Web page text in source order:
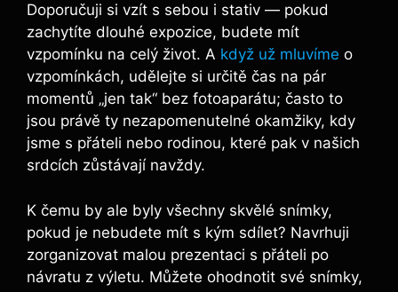
‌Doporučuji si ⁢vzít s sebou⁣ i stativ — pokud
zachytíte dlouhé⁣ expozice, budete mít
‍vzpomínku na ‌celý život. A ‍ když už mluvíme o
vzpomínkách, udělejte si určitě čas na pár
momentů „jen ‌tak“ bez fotoaparátu;⁢ často to
jsou právě ty ⁤nezapomenutelné okamžiky, kdy
jsme ‌s přáteli nebo rodinou, které ⁢pak v našich
srdcích zůstávají navždy.
K čemu​ by ale byly⁤ všechny skvělé snímky,
pokud je nebudete mít s kým sdílet? Navrhuji
zorganizovat malou prezentaci s přáteli⁤ po
návratu z výletu. ⁢Můžete ohodnotit své snímky,